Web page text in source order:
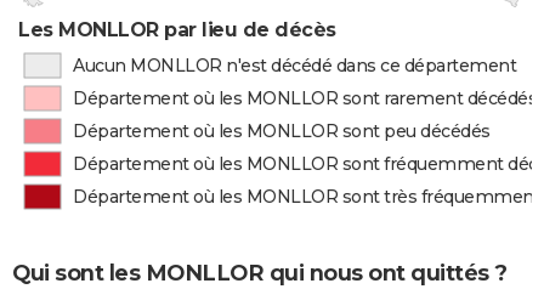
Les MONLLOR par lieu de décès
Aucun MONLLOR n'est décédé dans ce département
Département où les MONLLOR sont rarement décédés
Département où les MONLLOR sont peu décédés
Département où les MONLLOR sont fréquemment
Département où les MONLLOR sont très fréquemment
Qui sont les MONLLOR qui nous ont quittés ?